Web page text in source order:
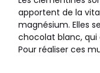
apportent de la
magnésium. Elles
chocolat blanc,
Pour réaliser ces